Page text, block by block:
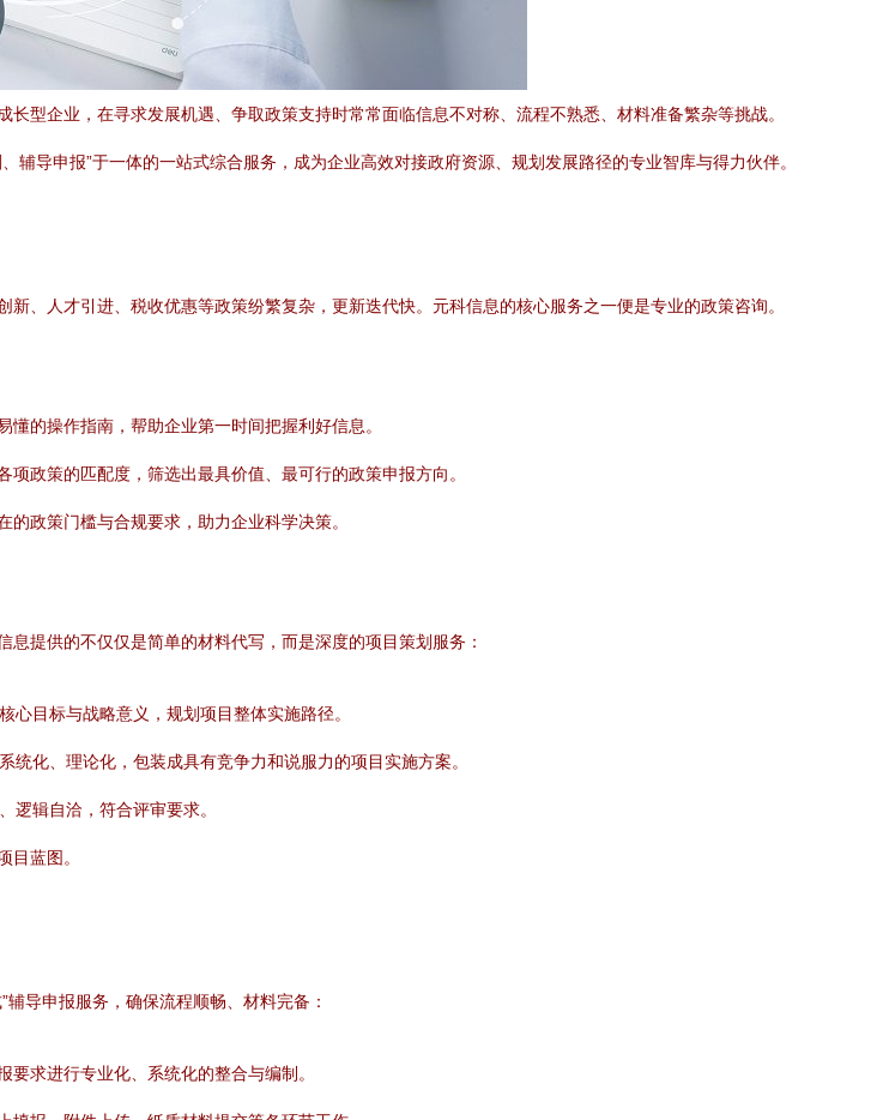
型企业，在寻求发展机遇、争取政策支持时常常面临信息不对称、流程不熟悉、材料准备繁杂等挑战。
导申报”于一体的一站式综合服务，成为企业高效对接政府资源、规划发展路径的专业智库与得力伙伴。
、人才引进、税收优惠等政策纷繁复杂，更新迭代快。元科信息的核心服务之一便是专业的政策咨询。
的操作指南，帮助企业第一时间把握利好信息。
政策的匹配度，筛选出最具价值、最可行的政策申报方向。
政策门槛与合规要求，助力企业科学决策。
提供的不仅仅是简单的材料代写，而是深度的项目策划服务：
心目标与战略意义，规划项目整体实施路径。
化、理论化，包装成具有竞争力和说服力的项目实施方案。
逻辑自洽，符合评审要求。
目蓝图。
导申报服务，确保流程顺畅、材料完备：
求进行专业化、系统化的整合与编制。